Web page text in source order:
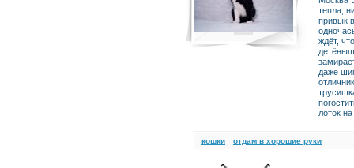
тепла,
привык
ждёт,
даже
лоток
кошки отдам в хорошие руки